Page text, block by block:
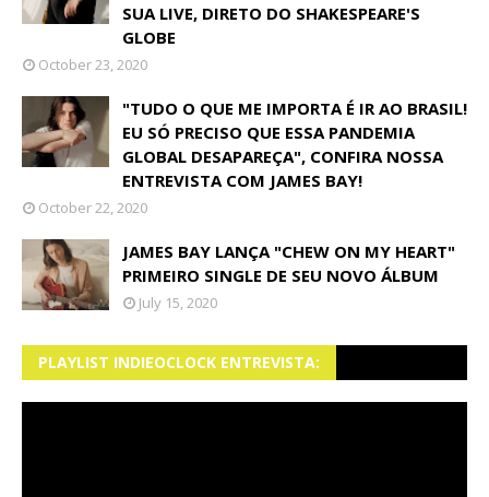
SUA LIVE, DIRETO DO SHAKESPEARE'S
GLOBE
October 23, 2020
"TUDO O QUE ME IMPORTA É IR AO BRASIL!
EU SÓ PRECISO QUE ESSA PANDEMIA
GLOBAL DESAPAREÇA", CONFIRA NOSSA
ENTREVISTA COM JAMES BAY!
October 22, 2020
JAMES BAY LANÇA "CHEW ON MY HEART"
PRIMEIRO SINGLE DE SEU NOVO ÁLBUM
July 15, 2020
PLAYLIST INDIEOCLOCK ENTREVISTA: